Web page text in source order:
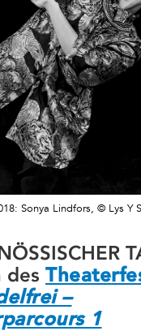
Sonya Lindfors, © Lys Y
des
–
1